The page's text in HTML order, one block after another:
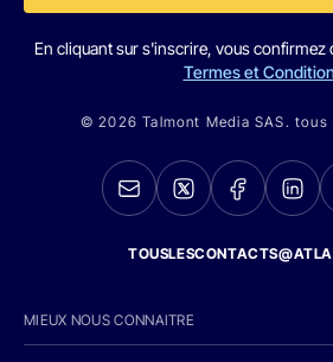
En cliquant sur s'inscrire, vous confirmez
Termes et
© 2026 Talmont Media SAS.
MIEUX NOUS CONNAITRE